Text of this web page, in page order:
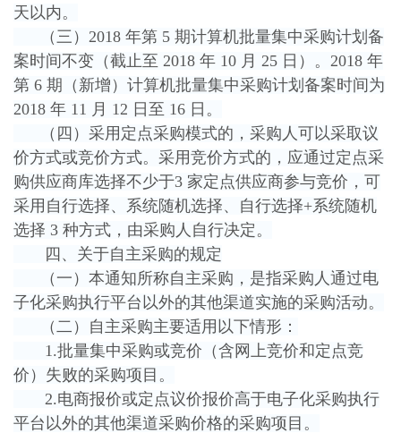
天以内。
（三）2018 年第 5 期计算机批量集中采购计划备
案时间不变（截止至 2018 年 10 月 25 日）。2018 年
第 6 期（新增）计算机批量集中采购计划备案时间为
2018 年 11 月 12 日至 16 日。
（四）采用定点采购模式的，采购人可以采取议
价方式或竞价方式。采用竞价方式的，应通过定点采
购供应商库选择不少于3 家定点供应商参与竞价，可
采用自行选择、系统随机选择、自行选择+系统随机
选择 3 种方式，由采购人自行决定。
四、关于自主采购的规定
（一）本通知所称自主采购，是指采购人通过电
子化采购执行平台以外的其他渠道实施的采购活动。
（二）自主采购主要适用以下情形：
1.批量集中采购或竞价（含网上竞价和定点竞
价）失败的采购项目。
2.电商报价或定点议价报价高于电子化采购执行
平台以外的其他渠道采购价格的采购项目。